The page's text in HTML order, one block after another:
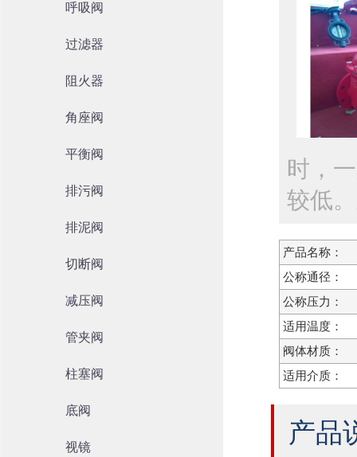
呼吸阀
过滤器
阻火器
角座阀
平衡阀
排污阀
排泥阀
切断阀
减压阀
管夹阀
柱塞阀
底阀
视镜
时，
较低
产品名称：
公称通径：
公称压力：
适用温度：
阀体材质：
适用介质：
产品